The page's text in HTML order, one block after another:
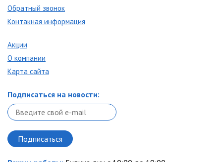
Обратный звонок
Контакная информация
Акции
О компании
Карта сайта
Подписаться на новости: